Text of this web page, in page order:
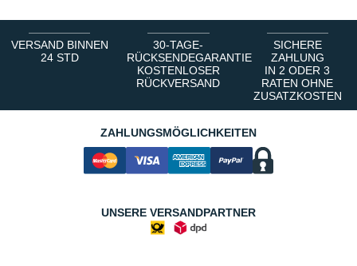
VERSAND BINNEN
24 STD
30-TAGE-
RÜCKSENDEGARANTIE
KOSTENLOSER
RÜCKVERSAND
SICHERE
ZAHLUNG
IN 2 ODER 3
RATEN OHNE
ZUSATZKOSTEN
ZAHLUNGSMÖGLICHKEITEN
UNSERE VERSANDPARTNER